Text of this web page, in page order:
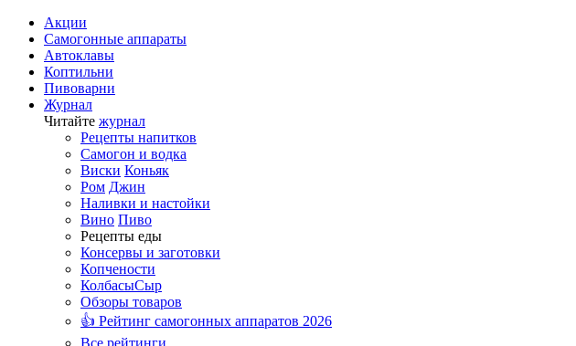
Акции
Самогонные аппараты
Автоклавы
Коптильни
Пивоварни
Журнал
Читайте журнал
Рецепты напитков
Самогон и водка
Виски Коньяк
Ром Джин
Наливки и настойки
Вино Пиво
Рецепты еды
Консервы и заготовки
Копчености
КолбасыСыр
Обзоры товаров
👍 Рейтинг самогонных аппаратов 2026
Все рейтинги